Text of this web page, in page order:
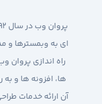
ای به وبمسترها و
راه اندازی پروان
ها، افزونه ها و
آن ارائه خدمات